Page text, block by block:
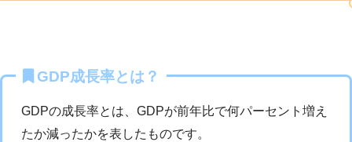
GDP成長率とは？
GDPの成長率とは、GDPが前年比で何パーセント増え
たか減ったかを表したものです。